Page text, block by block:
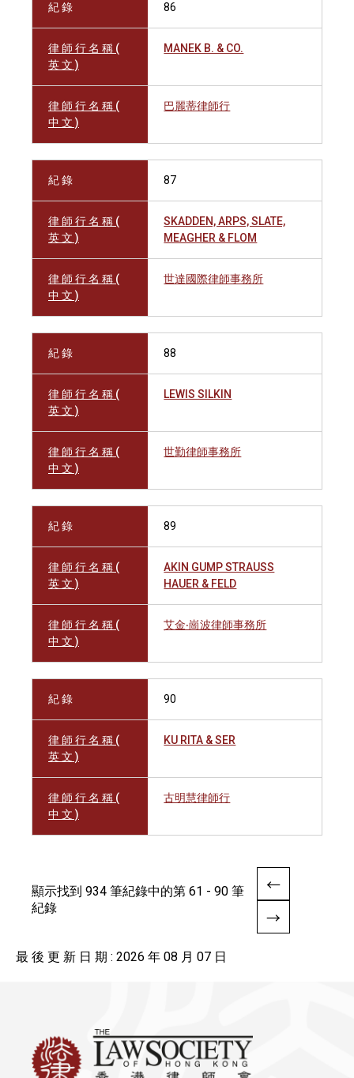
紀 錄 86
律 師 行 名 稱 (
英 文 )
MANEK B. & CO.
律 師 行 名 稱 (
中 文 )
巴麗蒂律師行
紀 錄 87
律 師 行 名 稱 (
英 文 )
SKADDEN, ARPS, SLATE,
MEAGHER & FLOM
律 師 行 名 稱 (
中 文 )
世達國際律師事務所
紀 錄 88
律 師 行 名 稱 (
英 文 )
LEWIS SILKIN
律 師 行 名 稱 (
中 文 )
世勤律師事務所
紀 錄 89
律 師 行 名 稱 (
英 文 )
AKIN GUMP STRAUSS
HAUER & FELD
律 師 行 名 稱 (
中 文 )
艾金‧崗波律師事務所
紀 錄 90
律 師 行 名 稱 (
英 文 )
KU RITA & SER
律 師 行 名 稱 (
中 文 )
古明慧律師行
顯示找到 934 筆紀錄中的第 61 - 90 筆
紀錄
最 後 更 新 日 期 : 2026 年 08 月 07 日